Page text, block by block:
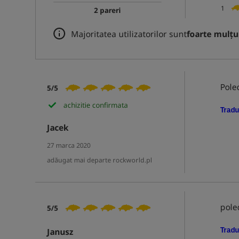
2 pareri
1
Majoritatea utilizatorilor suntfoarte
5/5
achizitie confirmata
Jacek
27 marca 2020
adăugat mai departe rockworld.pl
5/5
Janusz